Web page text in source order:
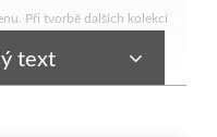
text
Při tvorbě dalších kolekcí
značky lze najít
plavky, trička, šortky